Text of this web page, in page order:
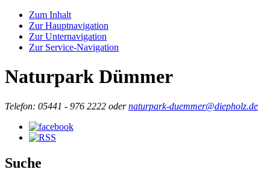
Zum Inhalt
Zur Hauptnavigation
Zur Unternavigation
Zur Service-Navigation
Naturpark Dümmer
Telefon: 05441 - 976 2222 odernaturpark-duemmer@diepholz.de
Suche